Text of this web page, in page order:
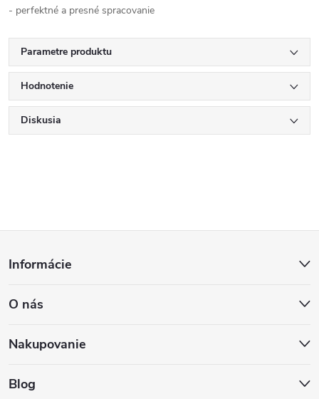
- perfektné a presné spracovanie
Parametre produktu
Hodnotenie
Diskusia
p
ä
Informácie
O nás
Nakupovanie
Blog